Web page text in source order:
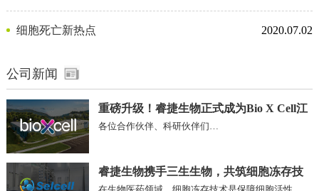
剂
细胞死亡新热点 2020.07.02
公司新闻
重磅升级！睿捷生物正式成为Bio X Cell江
苏、安徽区域独家代理商
各位合作伙伴、科研伙伴们…
睿捷生物携手三生生物，共筑细胞冻存技